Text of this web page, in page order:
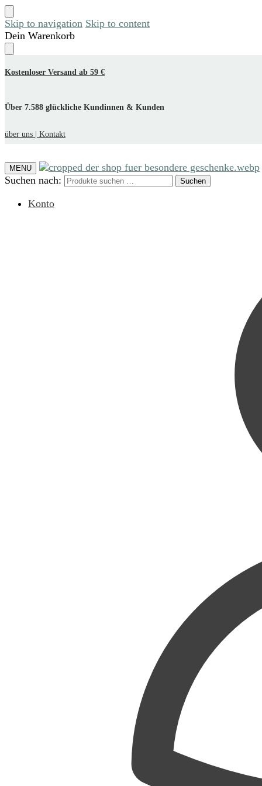
Skip to navigation Skip to content
Dein Warenkorb
Kostenloser Versand ab 59 €
Über 7.588 glückliche Kundinnen & Kunden
über uns | Kontakt
MENU
Suchen nach: Suchen
Konto